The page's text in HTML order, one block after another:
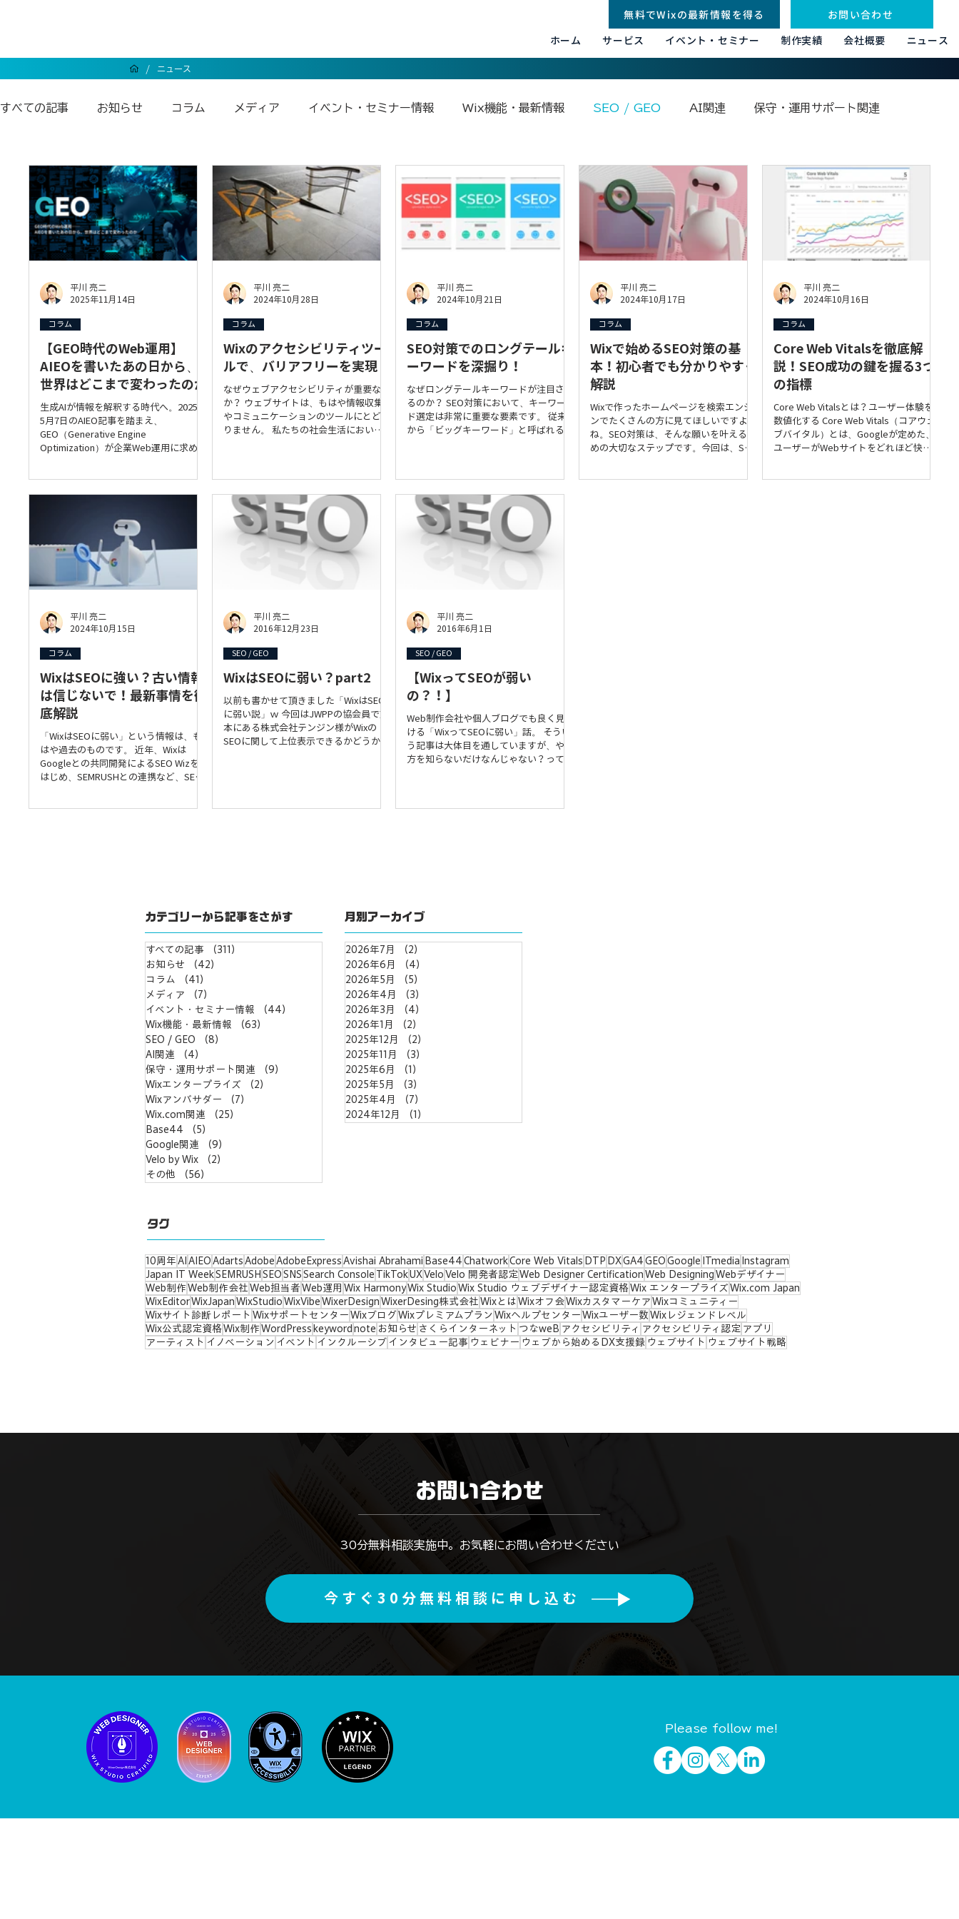
無料でWixの最新情報を得る お問い合わせ
ホーム サービス イベント・セミナー 制作実績 会社概要 ニュース
/ ニュース
すべての記事 お知らせ コラム メディア イベント・セミナー情報 Wix機能・最新情報 SEO / GEO AI関連 保守・運用サポート関連
Wixエンタープライズ Wixアンバサダー Wix.com関連 Base44 Google関連 Velo by Wix その他
【GEO時代のWeb運用】
AIEOを書いたあの日から、
世界はどこまで変わったのか
生成AIが情報を解釈する時代へ。2025年
5月7日のAIEO記事を踏まえ、
GEO（Generative Engine
Optimization）が企業Web運用に求めら
コラム
平川 亮二
2025年11月14日
Wixのアクセシビリティツー
ルで、バリアフリーを実現
なぜウェブアクセシビリティが重要なの
か？ ウェブサイトは、もはや情報収集
やコミュニケーションのツールにとどま
りません。 私たちの社会生活におい
にとって、多くのウェブサイトは、その
情報にアクセスし、利用することが困難
な障壁となっています。 ウェブアクセ
シビリティとは、こうした障がいのある
人々も含め、あらゆる人が、ウェブサイ
のある人だけでなく、高齢者、一時的に
視覚や聴覚に制限のある人、低速なイン
ターネット環境を利用している人など、
様々なユーザーが快適にウェブサイトを
利用できるようになります。 法的な義
務： 多くの国で、公共機関や民間企業
のウェブサイトに対するアクセシビリテ
ィに関する法律が制定されています。こ
れらの法律に違反した場合、法的責任を
問われる可能性があります。
コラム
平川 亮二
2024年10月28日
SEO対策でのロングテールキ
ーワードを深掘り！
なぜロングテールキーワードが注目され
るのか？ SEO対策において、キーワー
ド選定は非常に重要な要素です。 従来
から「ビッグキーワード」と呼ばれる検
ます。 今回は、なぜロングテールキー
ワードがビッグキーワードよりも効果的
なのか、その理由と具体的な活用方法に
ついて解説していきます。 ビッグキー
ワードとロングテールキーワード、何が
しい 検索意図が様々で、幅広い層にア
ピールする必要がある ロングテールキ
ーワード： 複数の単語を組み合わせ
た、より具体的なキーワード（例：お腹
痩せ運動 初心者、iPhone16 ケース おす
すめ） 検索ボリュームは少ないが、競
合も少なく、上位表示しやすい 検索意
図が明確で、特定のニーズを持つユーザ
ーにピンポイントでアプローチできる
ロングテー
コラム
平川 亮二
2024年10月21日
Wixで始めるSEO対策の基
本！初心者でも分かりやすく
解説
Wixで作ったホームページを検索エンジ
ンでたくさんの方に見てほしいですよ
ね。SEO対策は、そんな願いを叶えるた
めの大切なステップです。今回は、SEO
コラム
平川 亮二
2024年10月17日
Core Web Vitalsを徹底解
説！SEO成功の鍵を握る3つ
の指標
Core Web Vitalsとは？ユーザー体験を
数値化する Core Web Vitals（コアウェ
ブバイタル）とは、Googleが定めた、
ユーザーがWebサイトをどれほど快適
コラム
平川 亮二
2024年10月16日
WixはSEOに強い？古い情報
は信じないで！最新事情を徹
底解説
「WixはSEOに弱い」という情報は、も
はや過去のものです。 近年、Wixは
Googleとの共同開発によるSEO Wizを
はじめ、SEMRUSHとの連携など、SEO
能については他のプラットフォームに比
理由としては、 ユーザーのリテラシー
不足： 使う側にSEOの基本的な知識が
備わっていなかった。タイトルやディス
クリプション、代替えテキストなど未設
定。 カスタマイズ性の制限： デザイン
を優先してしまう傾向なため、画像ばか
りのサイトになりがちでテキスト不足。
速度の遅さ： 画像の最適化などが不十
分で、ページの読み込み速度が遅くなる
傾向があった。 コンテンツの管理：...
コラム
平川 亮二
2024年10月15日
WixはSEOに弱い？part2
以前も書かせて頂きました「WixはSEO
に弱い説」ｗ 今回はJWPPの協会員で熊
本にある株式会社テンジン様がWixの
SEOに関して上位表示できるかどうかデ
SEO / GEO
平川 亮二
2016年12月23日
【WixってSEOが弱い
の？！】
Web制作会社や個人ブログでも良く見か
ける「WixってSEOに弱い」話。 そうい
う記事は大体目を通していますが、やり
方を知らないだけなんじゃない？って感
SEO / GEO
平川 亮二
2016年6月1日
カテゴリーから記事をさがす
すべての記事 （311）
お知らせ
（42）
コラム
（41）
メディア
（7）
イベント・セミナー情報
（44）
Wix機能・最新情報
（63）
SEO / GEO
（8）
AI関連
（4）
保守・運用サポート関連
（9）
Wixエンタープライズ
（2）
Wixアンバサダー
（7）
Wix.com関連
（25）
Base44
（5）
Google関連
（9）
Velo by Wix
（2）
その他
（56）
月別アーカイブ
2026年7月 （2）
2026年6月
（4）
2026年5月
（5）
2026年4月
（3）
2026年3月
（4）
2026年1月
（2）
2025年12月
（2）
2025年11月
（3）
2025年6月
（1）
2025年5月
（3）
2025年4月
（7）
2024年12月
（1）
タグ
10周年 AI AIEO Adarts Adobe AdobeExpress Avishai Abrahami Base44 ChatworkCore Web Vitals DTP DXGA4 GEO Google ITmedia Instagram
Japan IT WeekSEMRUSH SEO SNS Search Console TikTokUXVelo Velo 開発者認定 Web Designer Certification Web Designing Webデザイナー
Web制作 Web制作会社 Web担当者 Web運用 Wix HarmonyWix Studio Wix Studio ウェブデザイナー認定資格Wix エンタープライズ Wix.com Japan
WixEditorWixJapan WixStudio WixVibe WixerDesign WixerDesing株式会社 Wixとは Wixオフ会Wixカスタマーケア Wixコミュニティー
Wixサイト診断レポート Wixサポートセンター WixブログWixプレミアムプラン Wixヘルプセンター Wixユーザー数 Wixレジェンドレベル
Wix公式認定資格Wix制作 WordPress keyword note お知らせ さくらインターネット つなweB アクセシビリティ アクセシビリティ認定 アプリ
アーティスト イノベーション イベント インクルーシブ インタビュー記事 ウェビナー ウェブから始めるDX支援録 ウェブサイト ウェブサイト戦略
お問い合わせ
​30分無料相談実施中。お気軽にお問い合わせください
今すぐ30分無料相談に申し込む
Please follow me!